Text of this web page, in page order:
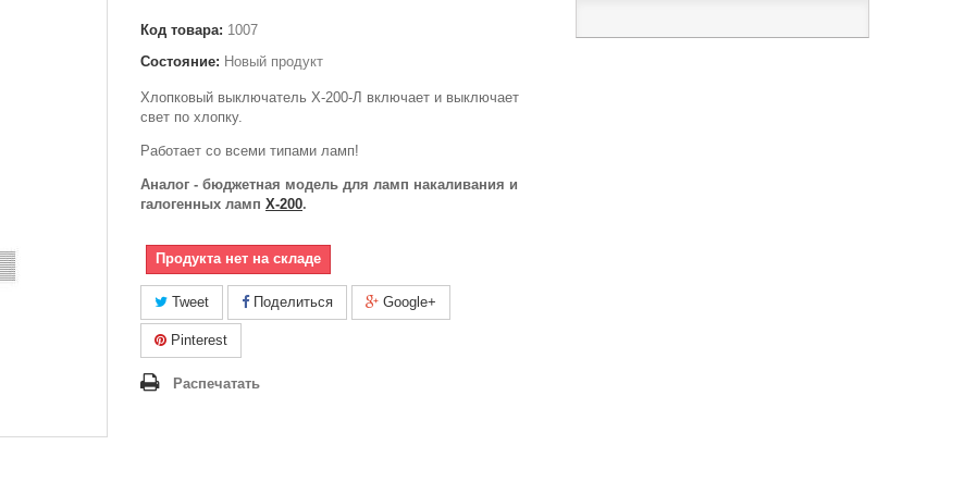
Код товара: 1007
Состояние: Новый продукт
Хлопковый выключатель Х-200-Л включает и выключает
свет по хлопку.
Работает со всеми типами ламп!
Аналог - бюджетная модель для ламп накаливания и
галогенных ламп Х-200.
Продукта нет на складе
Tweet Поделиться Google+
Pinterest
Распечатать